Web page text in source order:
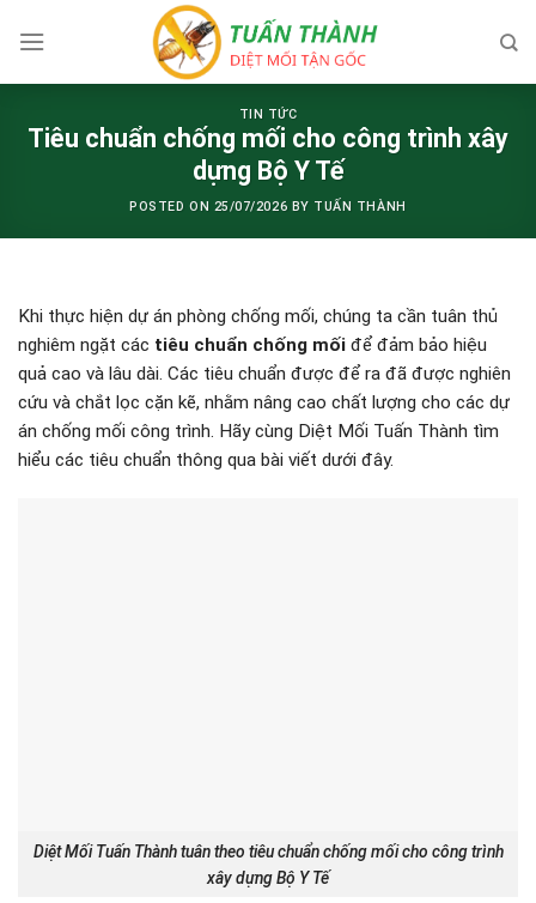
TIN TỨC
Tiêu chuẩn chống mối cho công trình xây
dựng Bộ Y Tế
POSTED ON 25/07/2026 BY TUẤN THÀNH
Khi thực hiện dự án phòng chống mối, chúng ta cần tuân thủ
nghiêm ngặt các tiêu chuẩn chống mối để đảm bảo hiệu
quả cao và lâu dài. Các tiêu chuẩn được để ra đã được nghiên
cứu và chắt lọc cặn kẽ, nhằm nâng cao chất lượng cho các dự
án chống mối công trình. Hãy cùng Diệt Mối Tuấn Thành tìm
hiểu các tiêu chuẩn thông qua bài viết dưới đây.
Diệt Mối Tuấn Thành tuân theo tiêu chuẩn chống mối cho công trình
xây dựng Bộ Y Tế